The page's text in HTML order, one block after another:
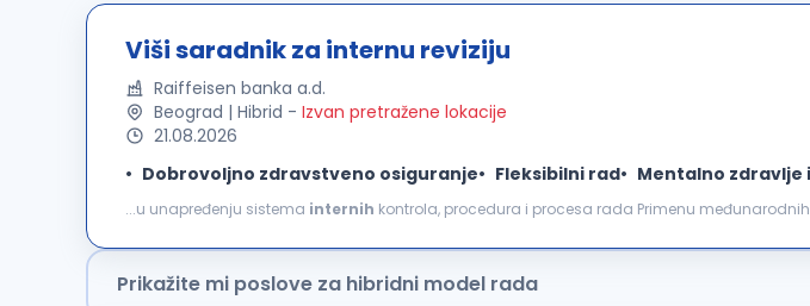
Viši saradnik za internu reviziju
Raiffeisen banka a.d.
Beograd | Hibrid - Izvan pretražene lokacije
21.08.2026
Dobrovoljno zdravstveno osiguranje
Fleksibilni rad Mentalno zdravlje
...u unapređenju sistema internih kontrola, procedura i procesa rada Primenu
Prikažite mi poslove za hibridni model rada